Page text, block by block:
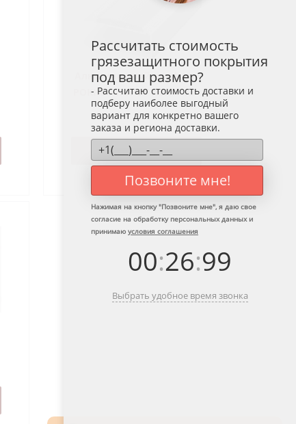
Алюминиевый профиль
РОККО «ПОРОГ ПВХ1П13»
ПОДРОБНЕЕ
Рассчитать стоимость
грязезащитного покрытия
под ваш размер?
- Рассчитаю стоимость доставки и
подберу наиболее выгодный
вариант для конкретно вашего
заказа и региона доставки.
Позвоните мне!
Нажимая на кнопку "Позвоните мне", я даю свое
согласие на обработку персональных данных и
принимаю условия соглашения
00:26:99
Выбрать удобное время звонка